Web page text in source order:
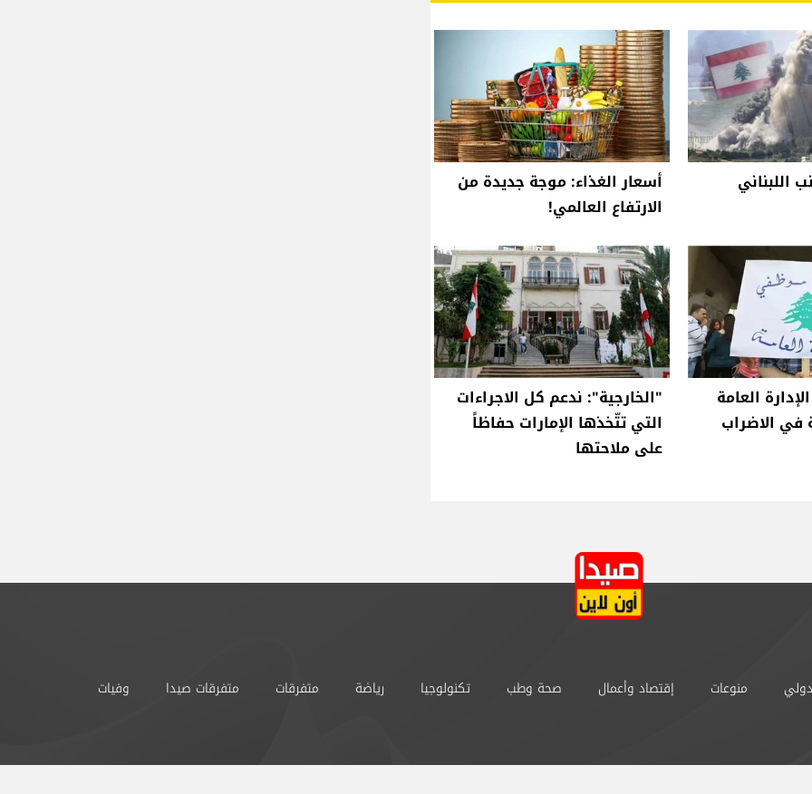
اللبناني
أسعار الغذاء: موجة جديدة من
الارتفاع العالمي!
العامة
في الاضراب
"الخارجية": ندعم كل الاجراءات
التي تتّخذها الإمارات حفاظاً
على ملاحتها
منوعات إقتصاد وأعمال صحة وطب تكنولوجيا رياضة متفرقات متفرقات صيدا وفيات